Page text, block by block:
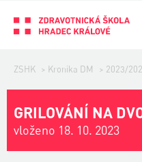
ZSHK > Kronika DM > 2023/
GRILOVÁNÍ NA
vloženo 18. 10. 2023